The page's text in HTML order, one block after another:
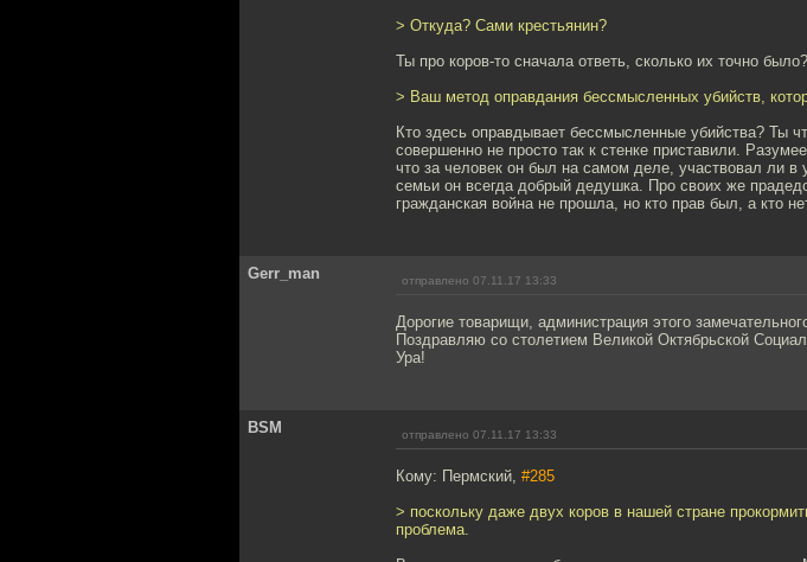
> Откуда? Сами крестьянин?
Ты про коров-то сначала ответь, сколько их точно было?
> Ваш метод оправдания бессмысленных убийств,
Кто здесь оправдывает бессмысленные убийства? Ты
совершенно не просто так к стенке приставили.
что за человек он был на самом деле, участвовал ли в
семьи он всегда добрый дедушка. Про своих же
гражданская война не прошла, но кто прав был, а кто
Gerr_man отправлено 07.11.17 13:33
Дорогие товарищи, администрация этого
Поздравляю со столетием Великой Октябрьской
Ура!
BSM отправлено 07.11.17 13:33
Кому: Пермский, #285
> поскольку даже двух коров в нашей стране
проблема.